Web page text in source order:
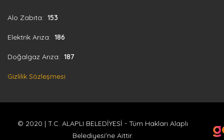
Alo Zabıta: 153
Elektrik Arıza: 186
Doğalgaz Arıza: 187
Gizlilik Sözleşmesi
© 2020 | T.C. ALAPLI BELEDİYESİ - Tüm Hakları Alaplı
Belediyesi'ne Aittir.